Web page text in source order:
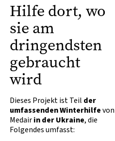
Hilfe dort, wo
sie am
dringendsten
gebraucht
wird
Dieses Projekt ist Teil der
umfassenden Winterhilfevon
Medairin der Ukraine, die
Folgendes umfasst: